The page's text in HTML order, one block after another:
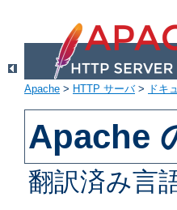
Apache > HTTP サーバ> ドキ
Apache
翻訳済み言